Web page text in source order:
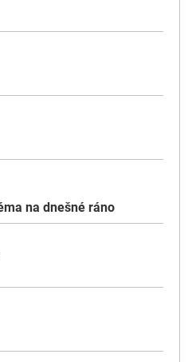
na dnešné ráno